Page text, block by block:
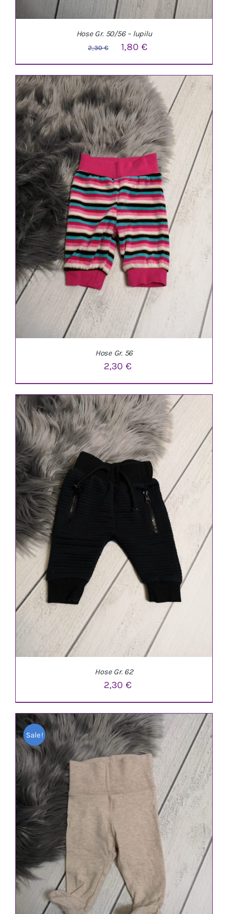
IN DEN WARENKORB / DETAILS
Hose Gr. 50/56 – lupilu
2,30€
Ursprünglicher
Preis
war:
2,30 €
1,80 €Aktueller
Preis
ist:
1,80 €.
IN DEN WARENKORB DETAILS
Hose Gr. 56
2,30€
IN DEN WARENKORB / DETAILS
Hose Gr. 62
2,30€
Sale!